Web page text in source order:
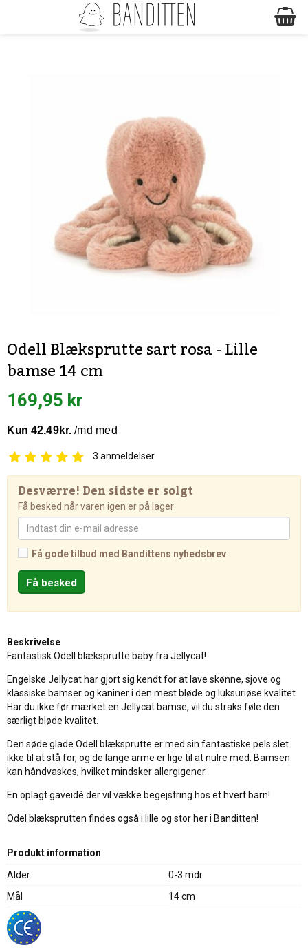
Odell Blæksprutte sart rosa - Lille
bamse 14 cm
169,95 kr
3 anmeldelser
Desværre! Den sidste er solgt
Få besked når varen igen er på lager:
Få gode tilbud med Bandittens nyhedsbrev
Beskrivelse
Fantastisk Odell blæksprutte baby fra Jellycat!
Engelske Jellycat har gjort sig kendt for at lave skønne, sjove og
klassiske bamser og kaniner i den mest bløde og luksuriøse kvalitet.
Har du ikke før mærket en Jellycat bamse, vil du straks føle den
særligt bløde kvalitet.
Den søde glade Odell blæksprutte er med sin fantastiske pels slet
ikke til at stå for, og de lange arme er lige til at nulre med. Bamsen
kan håndvaskes, hvilket mindsker allergigener.
En oplagt gaveidé der vil vække begejstring hos et hvert barn!
Odel blæksprutten findes også i lille og stor her i Banditten!
Produkt information
Alder
0-3 mdr.
Mål
14 cm